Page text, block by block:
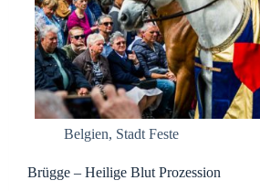
Belgien, Stadt Feste
Brügge – Heilige Blut Prozession